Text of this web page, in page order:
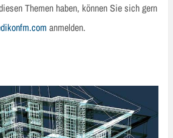
Themen haben, können Sie sich gern
anmelden.